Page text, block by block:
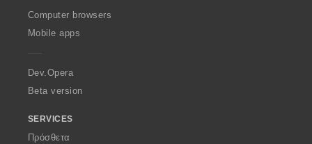
O
p
a
Computer browsers
Mobile apps
Dev.Opera
Beta version
SERVICES
Πρόσθετα